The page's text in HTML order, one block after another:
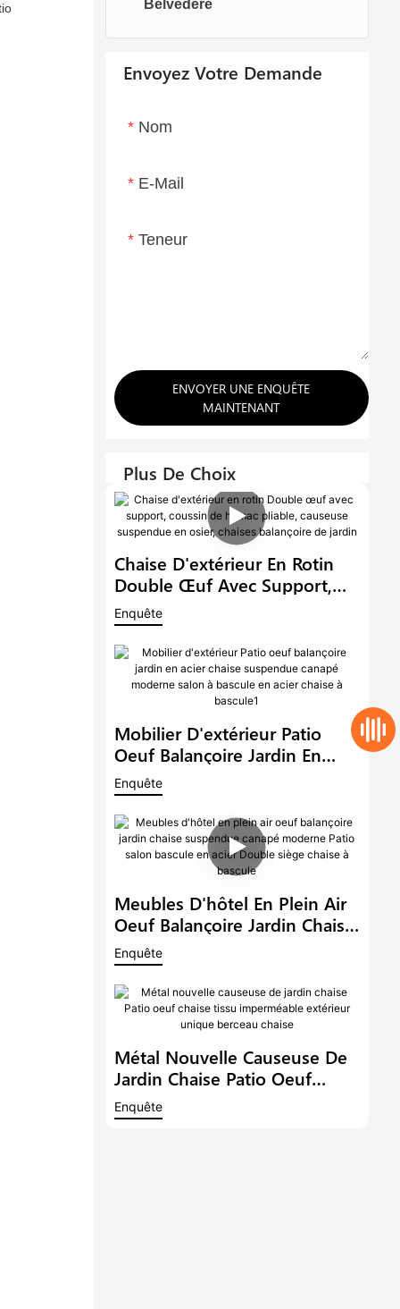
Chaises oeufs
Chaise longue
Belvédère
Envoyez Votre Demande
Nom
E-Mail
Teneur
ENVOYER UNE ENQUÊTE
MAINTENANT
Plus De Choix
Chaise D'extérieur En Rotin
Double Œuf Avec Support,
Coussin De Hamac Pliable,
Causeuse Suspendue En
Osier, Chaises Balançoire De
Jardin
Enquête
Mobilier D'extérieur Patio
Oeuf Balançoire Jardin En
Acier Chaise Suspendue
Canapé Moderne Salon À
Bascule En Acier Chaise À
Bascule1
Enquête
Meubles D'hôtel En Plein Air
Oeuf Balançoire Jardin Chaise
Suspendue Canapé Moderne
Patio Salon Bascule En Acier
Double Siège Chaise À
Bascule
Enquête
Métal Nouvelle Causeuse De
Jardin Chaise Patio Oeuf
Chaise Tissu Imperméable
Extérieur Unique Berceau
Enquête